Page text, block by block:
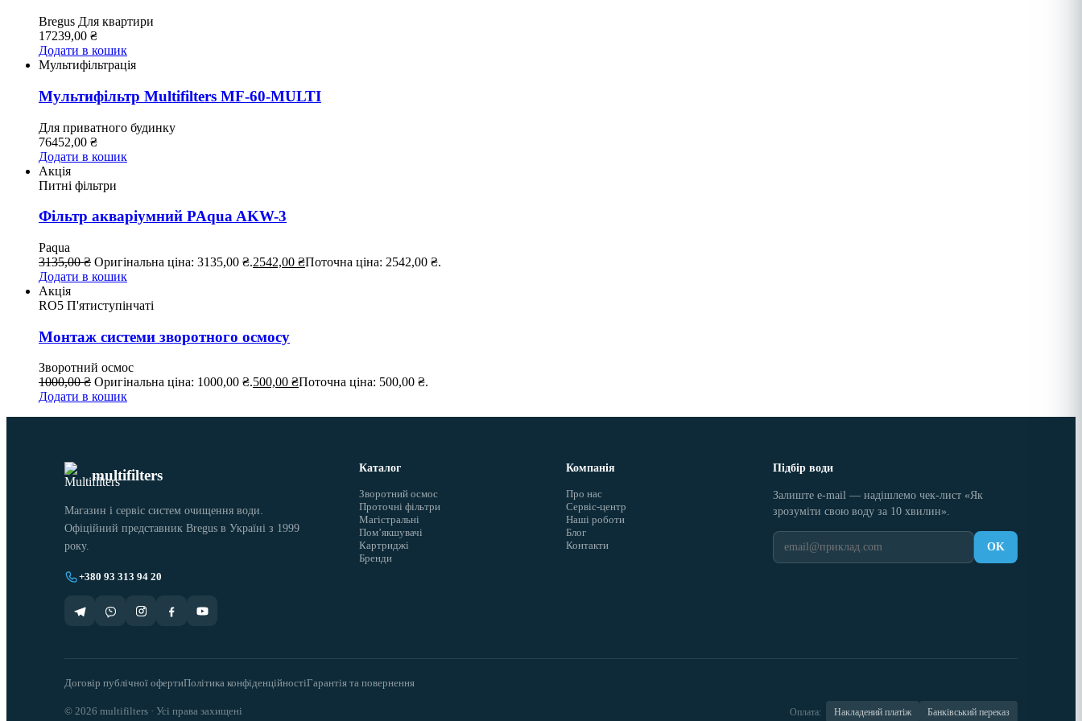
Bregus Для квартири
17239,00 ₴
Додати в кошик
Мультифільтрація
Мультифільтр Multifilters MF-60-MULTI
Для приватного будинку
76452,00 ₴
Додати в кошик
Акція
Питні фільтри
Фільтр акваріумний PAqua AKW-3
Paqua
3135,00₴ Оригінальна ціна: 3135,00 ₴.2542,00 ₴Поточна ціна: 2542,00 ₴.
Додати в кошик
Акція
RO5 П'ятиступінчаті
Монтаж системи зворотного осмосу
Зворотний осмос
1000,00₴ Оригінальна ціна: 1000,00 ₴.500,00 ₴Поточна ціна: 500,00 ₴.
Додати в кошик
multifilters
Магазин і сервіс систем очищення води.
Офіційний представник Bregus в Україні з 1999
року.
+380 93 313 94 20
Каталог
Зворотний осмос
Проточні фільтри
Магістральні
Помʼякшувачі
Картриджі
Бренди
Компанія
Про нас
Сервіс-центр
Наші роботи
Блог
Контакти
Підбір води
Залиште e-mail — надішлемо чек-лист «Як
зрозуміти свою воду за 10 хвилин».
OK
Договір публічної офертиПолітика конфіденційностіГарантія та повернення
© 2026 multifilters · Усі права захищені Оплата: Накладений платіж Банківський переказ